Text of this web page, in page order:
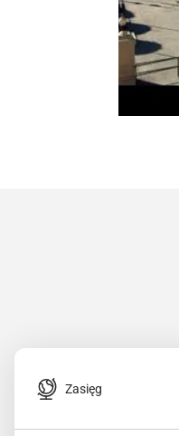
Zasięg